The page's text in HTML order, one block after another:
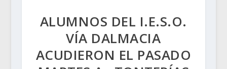
ALUMNOS DEL I.E.S.O.
VÍA DALMACIA
ACUDIERON EL PASADO